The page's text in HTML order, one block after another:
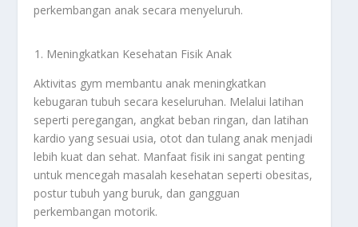
perkembangan anak secara menyeluruh.
Meningkatkan Kesehatan Fisik Anak
Aktivitas gym membantu anak meningkatkan
kebugaran tubuh secara keseluruhan. Melalui latihan
seperti peregangan, angkat beban ringan, dan latihan
kardio yang sesuai usia, otot dan tulang anak menjadi
lebih kuat dan sehat. Manfaat fisik ini sangat penting
untuk mencegah masalah kesehatan seperti obesitas,
postur tubuh yang buruk, dan gangguan
perkembangan motorik.